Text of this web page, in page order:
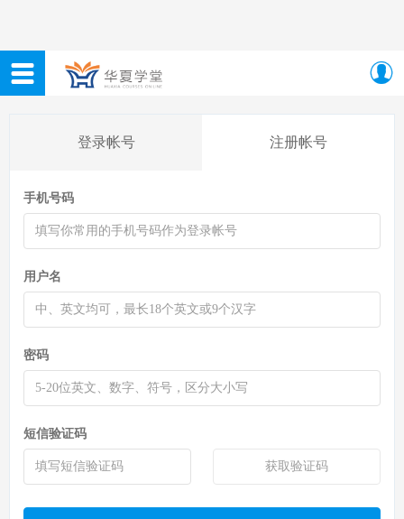
登录帐号 注册帐号
手机号码
用户名
密码
短信验证码
获取验证码